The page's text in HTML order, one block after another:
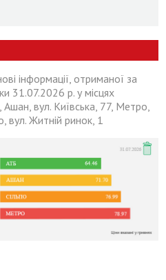
інформації, отриманої за
31.07.2026 р. у місцях
вул. Київська, 77, Метро,
вул. Житній ринок, 1